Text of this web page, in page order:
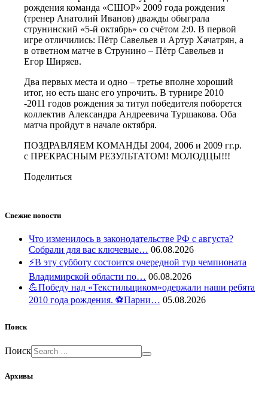
рождения команда «СШОР» 2009 года рождения
(тренер Анатолий Иванов) дважды обыграла
струнинский «5-й октябрь» со счётом 2:0. В первой
игре отличились: Пётр Савельев и Артур Хачатрян, а
в ответном матче в Струнино – Пётр Савельев и
Егор Ширяев.
Два первых места и одно – третье вполне хороший
итог, но есть шанс его упрочить. В турнире 2010
-2011 годов рождения за титул победителя поборется
коллектив Александра Андреевича Туршакова. Оба
матча пройдут в начале октября.
ПОЗДРАВЛЯЕМ КОМАНДЫ 2004, 2006 и 2009 гг.р.
с ПРЕКРАСНЫМ РЕЗУЛЬТАТОМ! МОЛОДЦЫ!!!
Поделиться
Свежие новости
Что изменилось в законодательстве РФ с августа?
Собрали для вас ключевые… 06.08.2026
⚡В эту субботу состоится очередной тур чемпионата
Владимирской области по… 06.08.2026
💪Победу над «Текстильщиком»одержали наши ребята
2010 года рождения. ⚽️Парни… 05.08.2026
Поиск
Поиск
Архивы